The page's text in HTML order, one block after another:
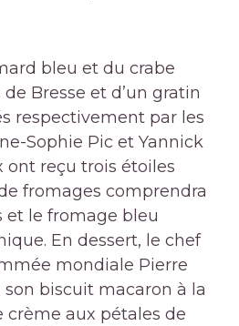
bleu et du crabe
Bresse et d’un gratin
respectivement par les
Sophie Pic et Yannick
ont reçu trois étoiles
fromages comprendra
et le fromage bleu
En dessert, le chef
mondiale Pierre
biscuit macaron à la
crème aux pétales de